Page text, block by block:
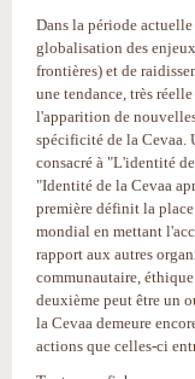
Dans la période
globalisation des
frontières) et de
une tendance, très
l'apparition de
spécificité de la Cevaa.
consacré à "L'identité
"Identité de la Cevaa
première définit la
mondial en mettant
rapport aux autres
communautaire,
deuxième peut être un
la Cevaa demeure
actions que celles-ci